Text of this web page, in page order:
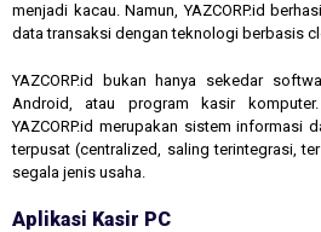
menjadi kacau. Namun, YAZCORP.id
data transaksi dengan teknologi berbasis
YAZCORP.id bukan hanya sekedar
Android, atau program kasir
YAZCORP.id merupakan sistem informasi
terpusat (centralized, saling terintegrasi,
segala jenis usaha.
Aplikasi Kasir PC